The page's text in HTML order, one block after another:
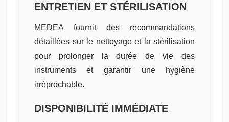
ENTRETIEN ET STÉRILISATION
MEDEA fournit des recommandations
détaillées sur le nettoyage et la stérilisation
pour prolonger la durée de vie des
instruments et garantir une hygiène
irréprochable.
DISPONIBILITÉ IMMÉDIATE